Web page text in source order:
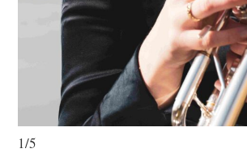
1/5